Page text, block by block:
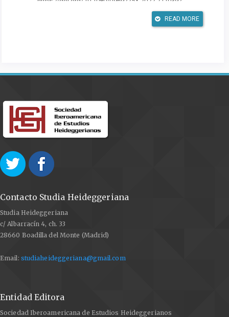
DILTHEY, Wilhelm (1985). Poetry and Experience.
HEIDEGGER, Martin (1962). Being and Time. Trad. John
HEIDEGGER, Martin (1988). The Basic Problems of
Phenomenology. Trad. Albert Hofstadter. Bloomington
(IN): Indiana University Press.
En: Pathmarks. Trad. Thomas Sheehan. Cambridge:
Cambridge University Press, pp. 155–182.
Interpretations of Aristotle: Initiation into
Bloomington (IN): Indiana University Press.
HOPE, Jonathan (2013). Qu’est-ce que le sens? Lecture
Martin Heidegger, et relectures contemporaines:
LARIVÉE, Annie; LEDUC, Alexandra (2002). “Le souci de
soi dans Être et Temps: L’accentuation radicale d’une
READ MORE
Contacto Studia Heideggeriana
Studia Heideggeriana
c/ Albarracín 4, ch. 33
28660 Boadilla del Monte (Madrid)
Email: studiaheideggeriana@gmail.com
Entidad Editora
Sociedad Iberoamericana de Estudios Heideggerianos